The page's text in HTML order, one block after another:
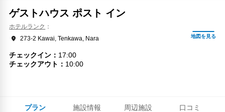
プラン 施設情報 周辺施設 口コミ
ゲストハウス ポスト イン
ホテルランク
273-2 Kawai, Tenkawa, Nara
チェックイン
17:00
チェックアウト
10:00